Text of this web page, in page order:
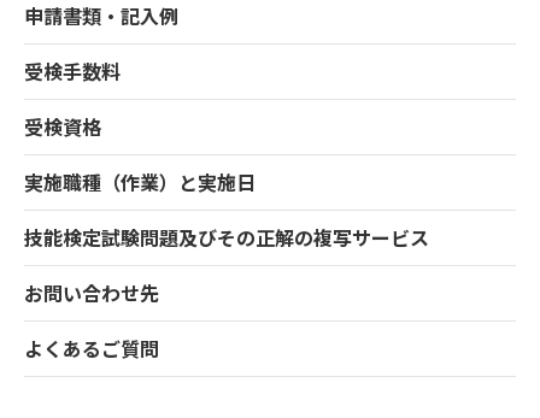
申請書類・記入例
受検手数料
受検資格
実施職種（作業）と実施日
技能検定試験問題及びその正解の複写サービス
お問い合わせ先
よくあるご質問